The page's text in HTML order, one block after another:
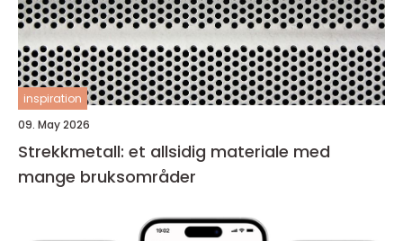
inspiration
09. May 2026
Strekkmetall: et allsidig materiale med
mange bruksområder